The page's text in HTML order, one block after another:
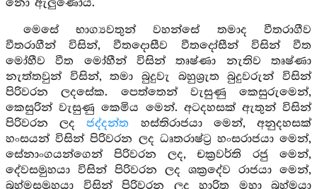
නො ඇලුණෝය.
මෙසේ භාග්‍යවතුන් වහන්සේ තමාද වීතරාගීව
වීතරාගීන් විසින්, වීතදොසීව වීතදෝසීන් විසින් වීත
මෝහීව වීත මෝහීන් විසින් තෘෂ්ණා නැතිව තෘෂ්ණා
නැත්තවුන් විසින්, තමා බුදුවැ බහුශ්‍රැත බුදුවරුන් විසින්
පිරිවරන ලදසේක. පෙත්තෙන් වැසුණු කෙසුරුමෙන්,
කෙසුරින් වැසුණු කෙමිය මෙන්. අටදහසක් ඇතුන් විසින්
පිරිවරන ලදජද්දන්ත හස්තිරාජයා මෙන්, අනුදහසක්
හංසයන් විසින් පිරිවරන ලද ධෘතරාෂ්ට්‍ර හංසරාජයා මෙන්,
සේනාංගයන්ගෙන් පිරිවරන ලද, චක්‍රවර්ති රජු මෙන්,
දේවසමුහයා විසින් පිරිවරන ලද ශක්‍රදේව රාජයා මෙන්,
බ්‍රහ්මසමූහයා විසින් පිරිවරන ලද හාරිත මහා බ්‍රහ්මයා